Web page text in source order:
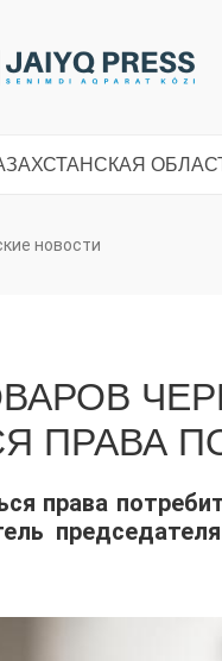
новости
ПРАВА
права